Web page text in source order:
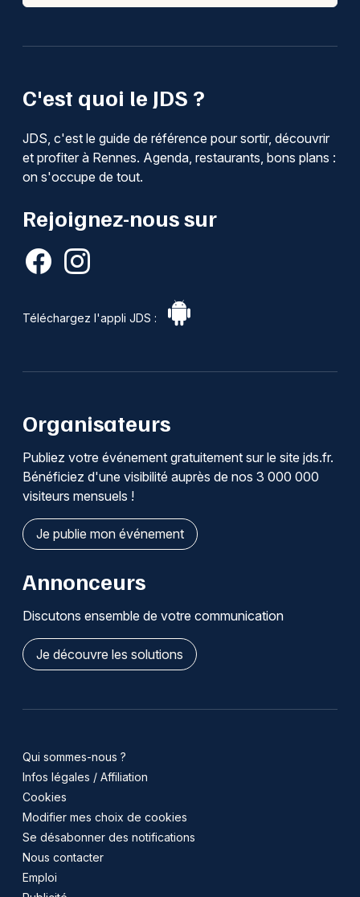
C'est quoi le JDS ?
JDS, c'est le guide de référence pour sortir, découvrir
et profiter à Rennes. Agenda, restaurants, bons plans :
on s'occupe de tout.
Rejoignez-nous sur
Téléchargez l'appli JDS :
Organisateurs
Publiez votre événement gratuitement sur le site jds.fr.
Bénéficiez d'une visibilité auprès de nos 3 000 000
visiteurs mensuels !
Je publie mon événement
Annonceurs
Discutons ensemble de votre communication
Je découvre les solutions
Qui sommes-nous ?
Infos légales / Affiliation
Cookies
Modifier mes choix de cookies
Se désabonner des notifications
Nous contacter
Emploi